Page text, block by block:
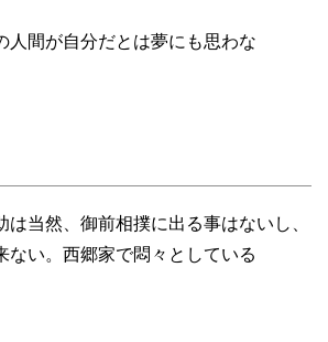
人間が自分だとは夢にも思わな
は当然、御前相撲に出る事はないし、
ない。西郷家で悶々としている